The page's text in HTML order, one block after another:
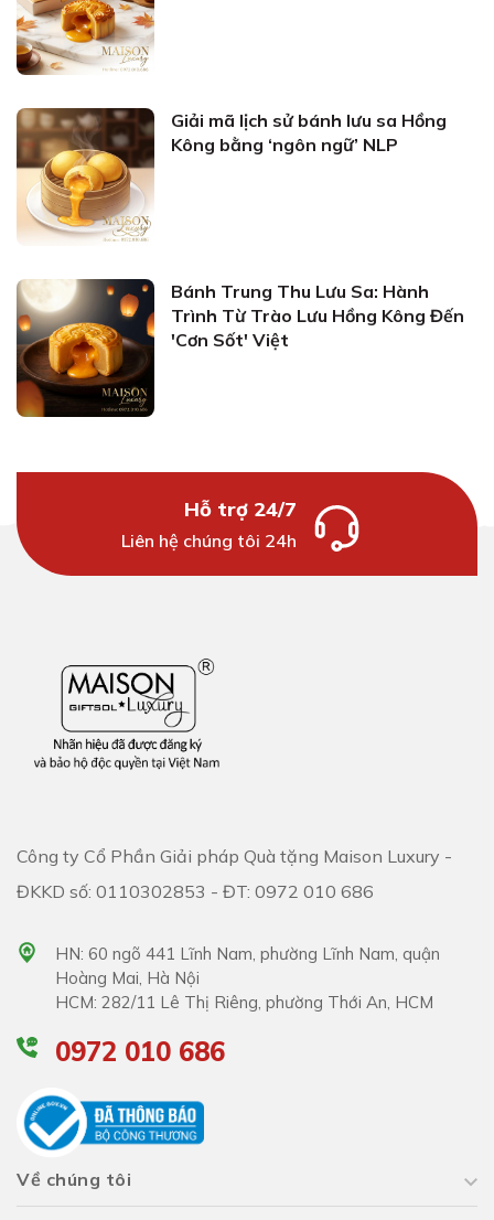
Giải mã lịch sử bánh lưu sa Hồng
Kông bằng ‘ngôn ngữ’ NLP
Bánh Trung Thu Lưu Sa: Hành
Trình Từ Trào Lưu Hồng Kông Đến
'Cơn Sốt' Việt
Hỗ trợ 24/7
Liên hệ chúng tôi 24h
Công ty Cổ Phần Giải pháp Quà tặng Maison Luxury -
ĐKKD số: 0110302853 - ĐT: 0972 010 686
HN: 60 ngõ 441 Lĩnh Nam, phường Lĩnh Nam, quận
Hoàng Mai, Hà Nội
HCM: 282/11 Lê Thị Riêng, phường Thới An, HCM
0972 010 686
Về chúng tôi